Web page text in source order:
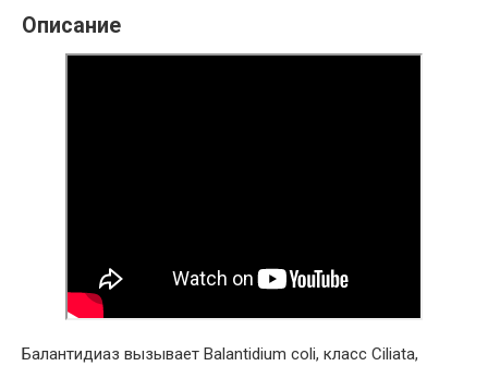
Описание
Балантидиаз вызывает Balantidium coli, класс Ciliata,